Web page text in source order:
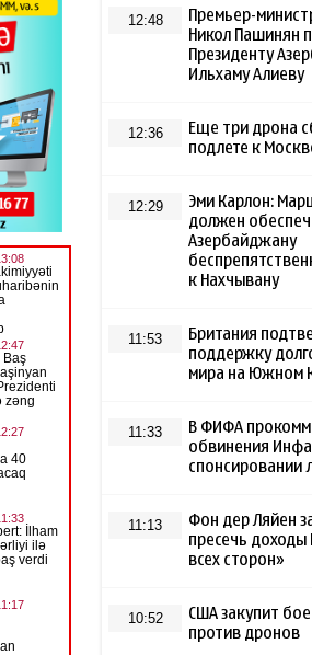
12:48
Премьер-
Никол Пашинян
Президенту
Ильхаму Алиеву
12:36
Еще три дрона
подлете к
12:29
Эми Карлон:
должен
Азербайджану
к Нахчывану
11:53
Британия
поддержку
мира на Южном
11:33
В ФИФА
обвинения
11:13
Фон дер Ляйен
пресечь доходы
всех сторон»
10:52
США закупит
против дронов